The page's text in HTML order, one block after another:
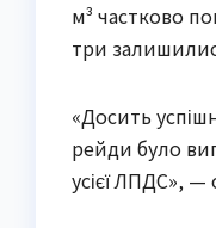
м³ частково
три
«Досить
рейди було
усієї ЛПДС»,